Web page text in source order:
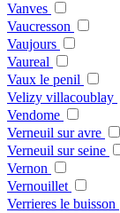
Vanves
Vaucresson
Vaujours
Vaureal
Vaux le penil
Velizy villacoublay
Vendome
Verneuil sur avre
Verneuil sur seine
Vernon
Vernouillet
Verrieres le buisson